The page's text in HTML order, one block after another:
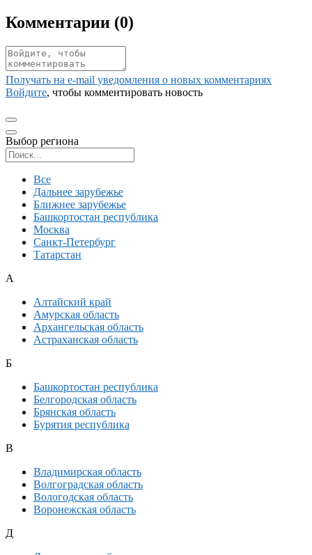
Комментарии (0)
Получать на e‑mail уведомления о новых комментариях
Войдите, чтобы комментировать новость
Выбор региона
Все
Дальнее зарубежье
Ближнее зарубежье
Башкортостан республика
Москва
Санкт-Петербург
Татарстан
А
Алтайский край
Амурская область
Архангельская область
Астраханская область
Б
Башкортостан республика
Белгородская область
Брянская область
Бурятия республика
В
Владимирская область
Волгоградская область
Вологодская область
Воронежская область
Д